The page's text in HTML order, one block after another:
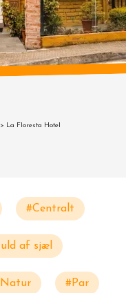
> La Floresta Hotel
#Centralt
af sjæl
#Par